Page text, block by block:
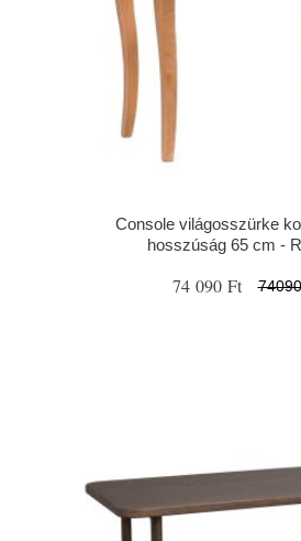
Console világosszürke
hosszúság 65 cm -
74 090 Ft